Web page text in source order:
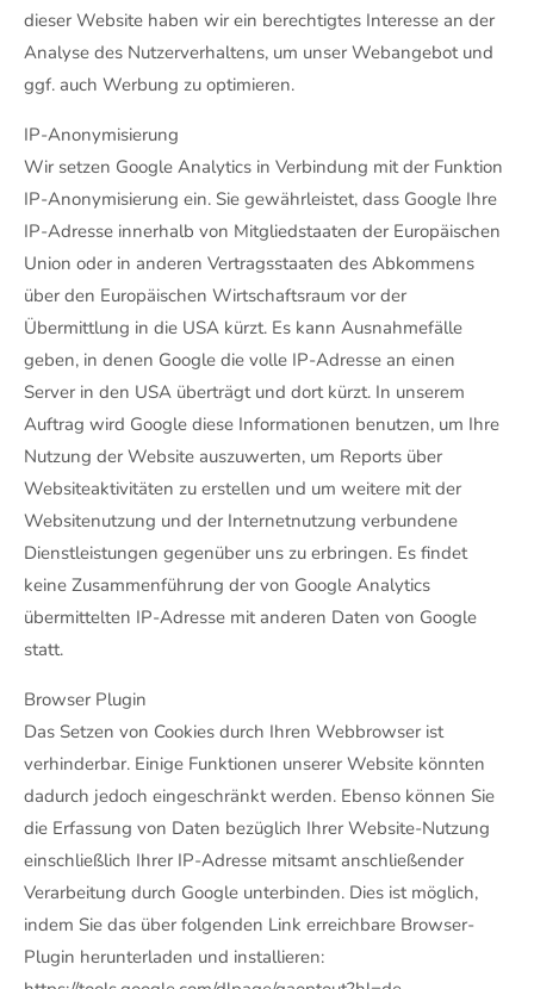
dieser Website haben wir ein berechtigtes Interesse an der
Analyse des Nutzerverhaltens, um unser Webangebot und
ggf. auch Werbung zu optimieren.
IP-Anonymisierung
Wir setzen Google Analytics in Verbindung mit der Funktion
IP-Anonymisierung ein. Sie gewährleistet, dass Google Ihre
IP-Adresse innerhalb von Mitgliedstaaten der Europäischen
Union oder in anderen Vertragsstaaten des Abkommens
über den Europäischen Wirtschaftsraum vor der
Übermittlung in die USA kürzt. Es kann Ausnahmefälle
geben, in denen Google die volle IP-Adresse an einen
Server in den USA überträgt und dort kürzt. In unserem
Auftrag wird Google diese Informationen benutzen, um Ihre
Nutzung der Website auszuwerten, um Reports über
Websiteaktivitäten zu erstellen und um weitere mit der
Websitenutzung und der Internetnutzung verbundene
Dienstleistungen gegenüber uns zu erbringen. Es findet
keine Zusammenführung der von Google Analytics
übermittelten IP-Adresse mit anderen Daten von Google
statt.
Browser Plugin
Das Setzen von Cookies durch Ihren Webbrowser ist
verhinderbar. Einige Funktionen unserer Website könnten
dadurch jedoch eingeschränkt werden. Ebenso können Sie
die Erfassung von Daten bezüglich Ihrer Website-Nutzung
einschließlich Ihrer IP-Adresse mitsamt anschließender
Verarbeitung durch Google unterbinden. Dies ist möglich,
indem Sie das über folgenden Link erreichbare Browser-
Plugin herunterladen und installieren: